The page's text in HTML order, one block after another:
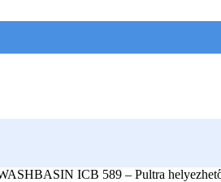
ICB 589 – Pultra